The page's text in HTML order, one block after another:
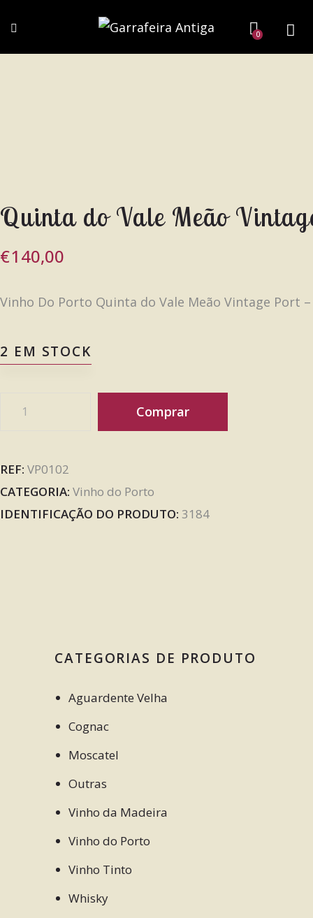
0
Quinta do Vale Meão
€140,00
Vinho Do Porto Quinta do Vale Meão Vintage Port –
2 EM STOCK
Comprar
REF: VP0102
CATEGORIA: Vinho do Porto
IDENTIFICAÇÃO DO PRODUTO: 3184
CATEGORIAS DE PRODUTO
Aguardente Velha
Cognac
Moscatel
Outras
Vinho da Madeira
Vinho do Porto
Vinho Tinto
Whisky